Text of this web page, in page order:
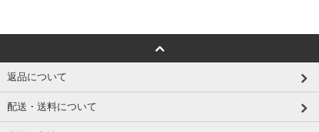
返品について
配送・送料について